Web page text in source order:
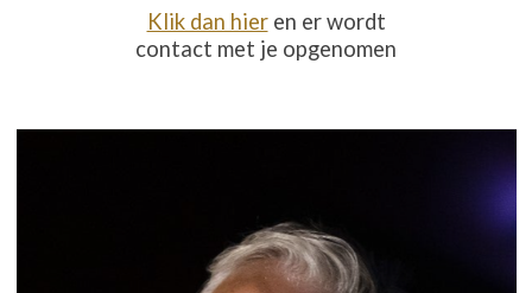
Klik dan hieren er wordt
contact met je opgenomen